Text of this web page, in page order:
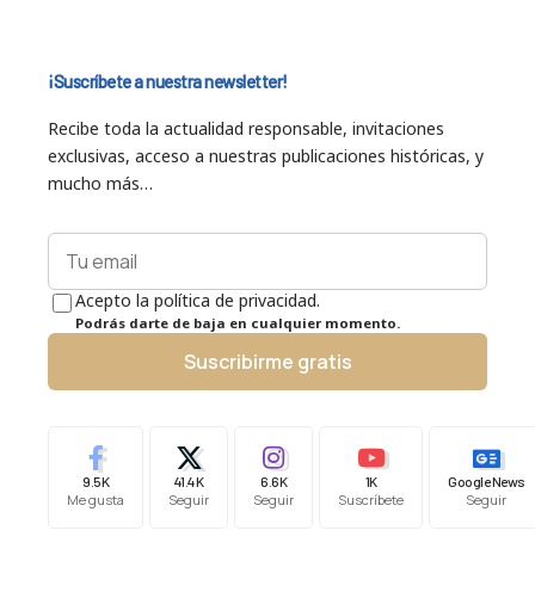
¡Suscríbete a nuestra newsletter!
Recibe toda la actualidad responsable, invitaciones
exclusivas, acceso a nuestras publicaciones históricas, y
mucho más…
Acepto la política de privacidad.
Podrás darte de baja en cualquier momento.
Suscribirme gratis
9.5K
Me gusta
41.4K
Seguir
6.6K
Seguir
1K
Suscríbete
Google News
Seguir